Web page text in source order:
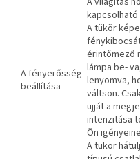
kapcsolható
A fényerősség
beállítása
A tükör
érintőmező
lámpa be-
lenyomva,
váltson.
ujját a
intenzitása
Ön
A tükör